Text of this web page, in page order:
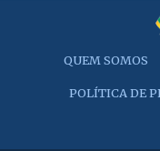
QUEM SOMOS
POLÍTICA DE